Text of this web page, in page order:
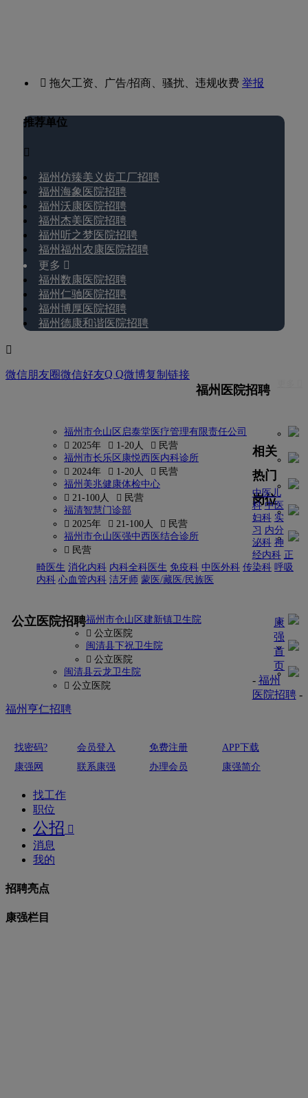
 拖欠工资、广告/招商、骚扰、违规收费举报
推荐单位

福州仿臻美义齿工厂招聘
福州海象医院招聘
福州沃康医院招聘
福州杰美医院招聘
福州听之梦医院招聘
福州福州农康医院招聘
更多 
福州数康医院招聘
福州仁驰医院招聘
福州博厚医院招聘
福州德康和谐医院招聘

微信朋友圈微信好友Q Q微博复制链接
福州医院招聘
福州市仓山区启泰堂医疗管理有限责任公司
 2025年
 1-20人
 民营
福州市长乐区康悦西医内科诊所
 2024年
 1-20人
 民营
福州美兆健康体检中心
 21-100人
 民营
福清智慧门诊部
 2025年
 21-100人
 民营
福州市仓山医强中西医结合诊所
 民营
相关
热门
岗位
中医儿
科 中医
妇科 实
习 内分
泌科 神
经内科 正
畸医生 消化内科 内科全科医生 免疫科 中医外科 传染科 呼吸
内科 心血管内科 洁牙师 蒙医/藏医/民族医
公立医院招聘福州市仓山区建新镇卫生院
 公立医院
闽清县下祝卫生院
 公立医院
闽清县云龙卫生院
 公立医院
康
强
首
页
- 福州
医院招聘-
福州亨仁招聘
找密码? 会员登入 免费注册
APP下载
康强网
联系康强 办理会员 康强简介
找工作
职位
公招 
消息
我的
招聘亮点
康强栏目